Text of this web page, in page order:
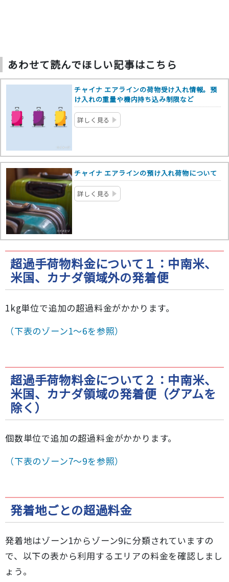
あわせて読んでほしい記事はこちら
チャイナ エアラインの荷物受け入れ情報。預
け入れの重量や機内持ち込み制限など
詳しく見る
チャイナ エアラインの預け入れ荷物について
詳しく見る
超過手荷物料金について１：中南米、
米国、カナダ領域外の発着便
1kg単位で追加の超過料金がかかります。
（下表のゾーン1～6を参照）
超過手荷物料金について２：中南米、
米国、カナダ領域の発着便（グアムを
除く）
個数単位で追加の超過料金がかかります。
（下表のゾーン7～9を参照）
発着地ごとの超過料金
発着地はゾーン1からゾーン9に分類されていますの
で、以下の表から利用するエリアの料金を確認しまし
ょう。